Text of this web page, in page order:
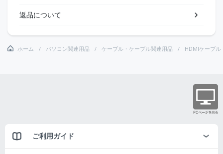
返品について
ホーム パソコン関連用品 ケーブル・ケーブル関連用品 HDMIケーブル
ご利用ガイド